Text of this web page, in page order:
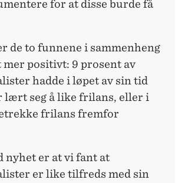
for at disse burde få
de to funnene i sammenheng
positivt: 9 prosent av
hadde i løpet av sin tid
lært seg å like frilans, eller i
frilans fremfor
nyhet er at vi fant at
er like tilfreds med sin